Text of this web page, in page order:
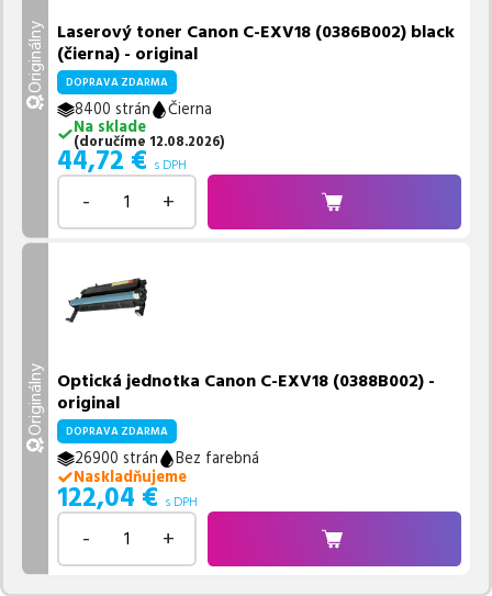
sme vám pomohli vybrať to najlepšie riešenie.
Originálny Laserový toner Canon C-EXV18 (0386B002) black
(čierna) - original
DOPRAVA ZDARMA
8400 strán
Čierna
Na sklade
(doručíme 12.08.2026)
44,72 € s DPH
- +
Originálny Optická jednotka Canon C-EXV18 (0388B002) -
original
DOPRAVA ZDARMA
26900 strán
Bez farebná
Naskladňujeme
122,04 € s DPH
- +